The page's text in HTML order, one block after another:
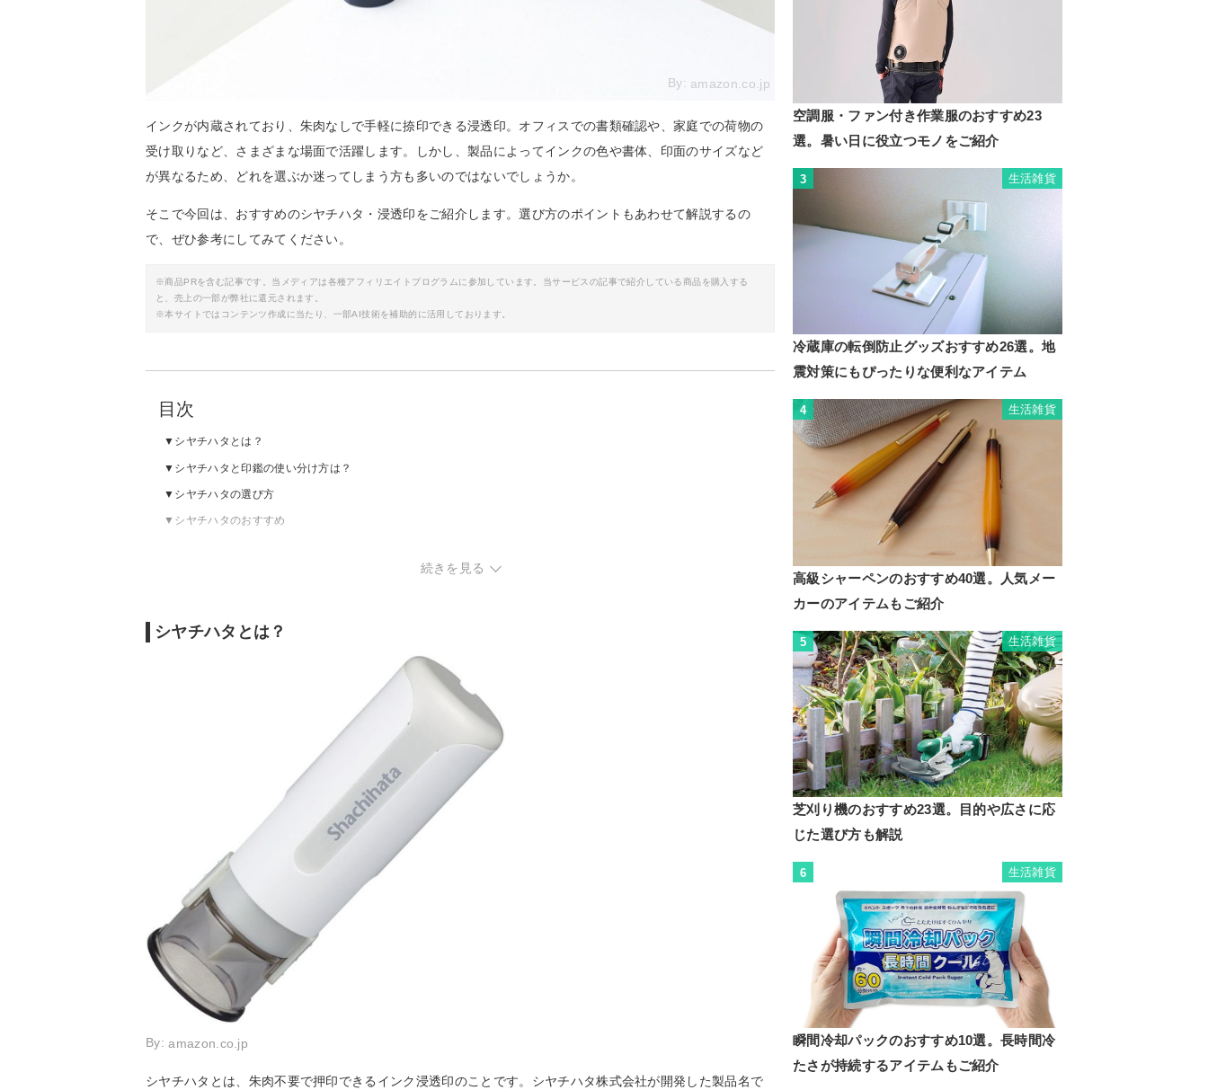
By: amazon.co.jp
インクが内蔵されており、朱肉なしで手軽に捺印できる浸透印。オフィスでの書類確認や、家庭での荷物の
受け取りなど、さまざまな場面で活躍します。しかし、製品によってインクの色や書体、印面のサイズなど
が異なるため、どれを選ぶか迷ってしまう方も多いのではないでしょうか。
そこで今回は、おすすめのシヤチハタ・浸透印をご紹介します。選び方のポイントもあわせて解説するの
で、ぜひ参考にしてみてください。
※商品PRを含む記事です。当メディアは各種アフィリエイトプログラムに参加しています。当サービスの記事で紹介している商品を購入する
と、売上の一部が弊社に還元されます。
※本サイトではコンテンツ作成に当たり、一部AI技術を補助的に活用しております。
目次
シヤチハタとは？
シヤチハタと印鑑の使い分け方は？
シヤチハタの選び方
シヤチハタのおすすめ
続きを見る
シヤチハタとは？
By:amazon.co.jp
シヤチハタとは、朱肉不要で押印できるインク浸透印のことです。シヤチハタ株式会社が開発した製品名で
空調服・ファン付き作業服のおすすめ23
選。暑い日に役立つモノをご紹介
3 生活雑貨
冷蔵庫の転倒防止グッズおすすめ26選。地
震対策にもぴったりな便利なアイテム
4 生活雑貨
高級シャーペンのおすすめ40選。人気メー
カーのアイテムもご紹介
5 生活雑貨
芝刈り機のおすすめ23選。目的や広さに応
じた選び方も解説
6 生活雑貨
瞬間冷却パックのおすすめ10選。長時間冷
たさが持続するアイテムもご紹介